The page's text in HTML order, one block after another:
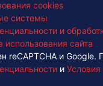
cookies
системы
и
сайта
reCAPTCHA и Google.
и Условия